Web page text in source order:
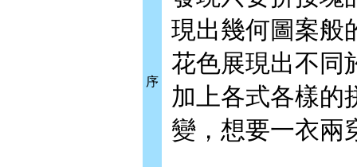
序
現出幾何圖案般
花色展現出不同
加上各式各樣的
變，想要一衣兩